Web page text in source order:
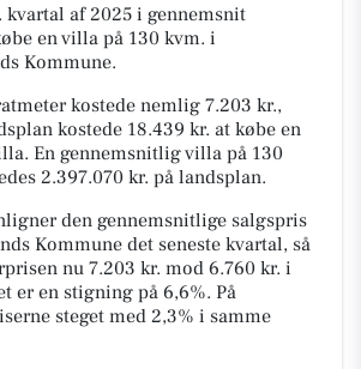
kvartal af 2025 i gennemsnit
en villa på 130 kvm. i
Kommune.
kostede nemlig 7.203 kr.,
kostede 18.439 kr. at købe en
En gennemsnitlig villa på 130
2.397.070 kr. på landsplan.
den gennemsnitlige salgspris
Kommune det seneste kvartal, så
nu 7.203 kr. mod 6.760 kr. i
er en stigning på 6,6%. På
steget med 2,3% i samme